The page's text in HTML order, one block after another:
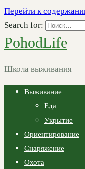
Перейти к
Search for:
PohodLife
Школа выживания
Выживание
Еда
Укрытие
Ориентирование
Снаряжение
Охота